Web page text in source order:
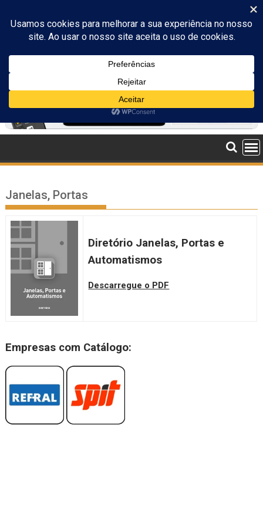
content
Janelas, Portas
Diretório Janelas, Portas e
Automatismos
Descarregue o PDF
Empresas com Catálogo: